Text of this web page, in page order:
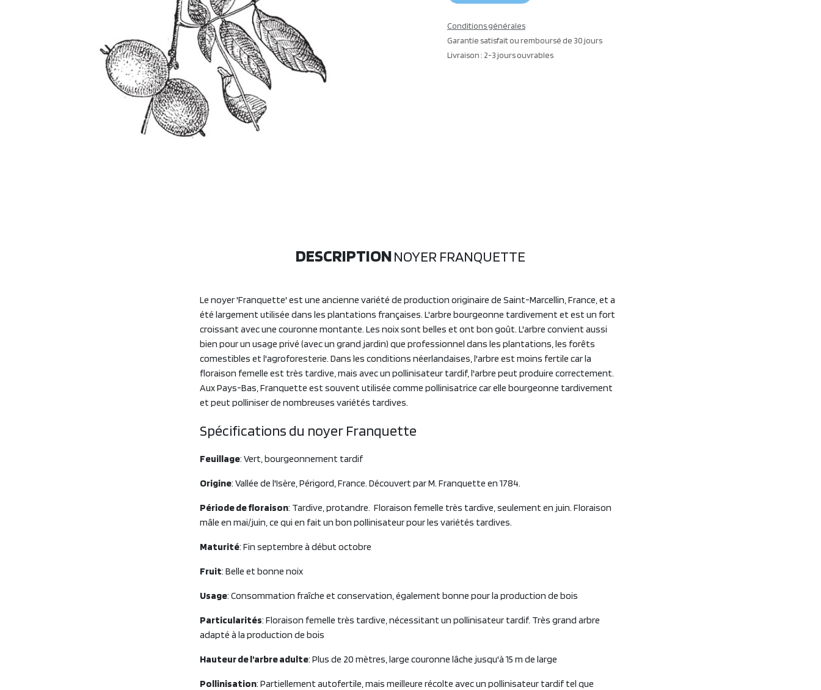
Conditions générales
Garantie satisfait ou remboursé de 30 jours
Livraison : 2-3 jours ouvrables
DESCRIPTIONNOYER FRANQUETTE
Le noyer 'Franquette' est une ancienne variété de production originaire de Saint-Marcellin, France, et a
été largement utilisée dans les plantations françaises. L'arbre bourgeonne tardivement et est un fort
croissant avec une couronne montante. Les noix sont belles et ont bon goût. L'arbre convient aussi
bien pour un usage privé (avec un grand jardin) que professionnel dans les plantations, les forêts
comestibles et l'agroforesterie. Dans les conditions néerlandaises, l'arbre est moins fertile car la
floraison femelle est très tardive, mais avec un pollinisateur tardif, l'arbre peut produire correctement.
Aux Pays-Bas, Franquette est souvent utilisée comme pollinisatrice car elle bourgeonne tardivement
et peut polliniser de nombreuses variétés tardives.
Spécifications du noyer Franquette
Feuillage: Vert, bourgeonnement tardif
Origine: Vallée de l'Isère, Périgord, France. Découvert par M. Franquette en 1784.
Période de floraison: Tardive, protandre. Floraison femelle très tardive, seulement en juin. Floraison
mâle en mai/juin, ce qui en fait un bon pollinisateur pour les variétés tardives.
Maturité: Fin septembre à début octobre
Fruit: Belle et bonne noix
Usage: Consommation fraîche et conservation, également bonne pour la production de bois
Particularités: Floraison femelle très tardive, nécessitant un pollinisateur tardif. Très grand arbre
adapté à la production de bois
Hauteur de l'arbre adulte: Plus de 20 mètres, large couronne lâche jusqu'à 15 m de large
Pollinisation: Partiellement autofertile, mais meilleure récolte avec un pollinisateur tardif tel que